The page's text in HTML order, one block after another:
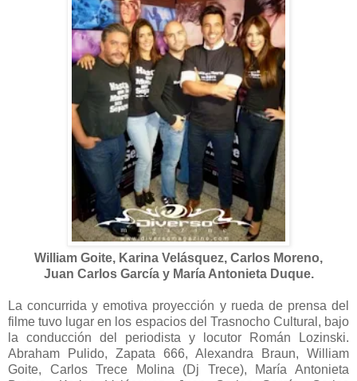
William Goite, Karina Velásquez, Carlos Moreno,
Juan Carlos García y María Antonieta Duque.
La concurrida y emotiva proyección y rueda de prensa del
filme tuvo lugar en los espacios del Trasnocho Cultural, bajo
la conducción del periodista y locutor Román Lozinski.
Abraham Pulido, Zapata 666, Alexandra Braun, William
Goite, Carlos Trece Molina (Dj Trece), María Antonieta